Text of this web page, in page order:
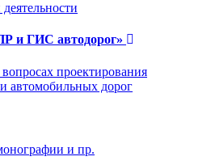
и ГИС автодорог»
проектирования
автомобильных дорог
и пр.